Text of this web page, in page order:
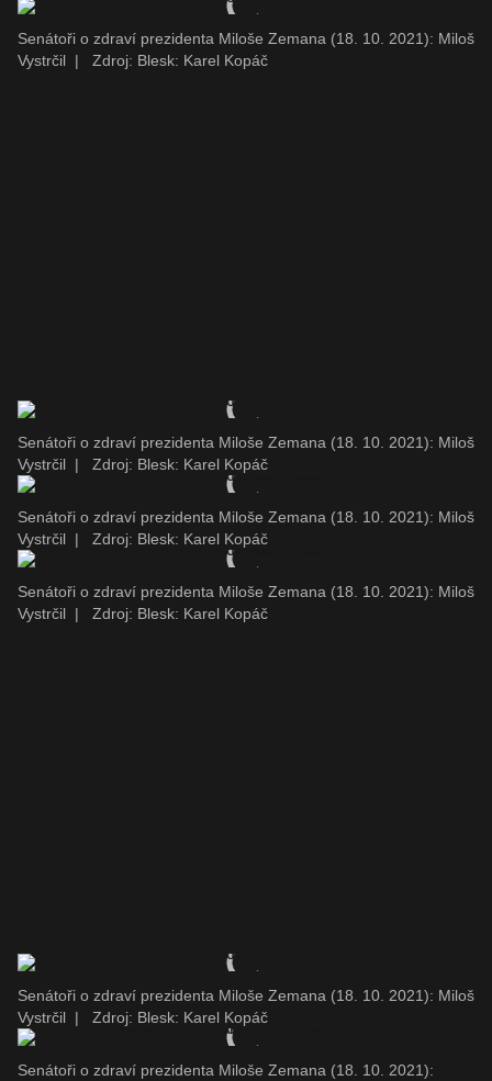
Senátoři o zdraví prezidenta Miloše Zemana (18. 10. 2021): Miloš
Vystrčil | Zdroj: Blesk: Karel Kopáč
Senátoři o zdraví prezidenta Miloše Zemana (18. 10. 2021): Miloš
Vystrčil | Zdroj: Blesk: Karel Kopáč
Senátoři o zdraví prezidenta Miloše Zemana (18. 10. 2021): Miloš
Vystrčil | Zdroj: Blesk: Karel Kopáč
Senátoři o zdraví prezidenta Miloše Zemana (18. 10. 2021): Miloš
Vystrčil | Zdroj: Blesk: Karel Kopáč
Senátoři o zdraví prezidenta Miloše Zemana (18. 10. 2021): Miloš
Vystrčil | Zdroj: Blesk: Karel Kopáč
Senátoři o zdraví prezidenta Miloše Zemana (18. 10. 2021):